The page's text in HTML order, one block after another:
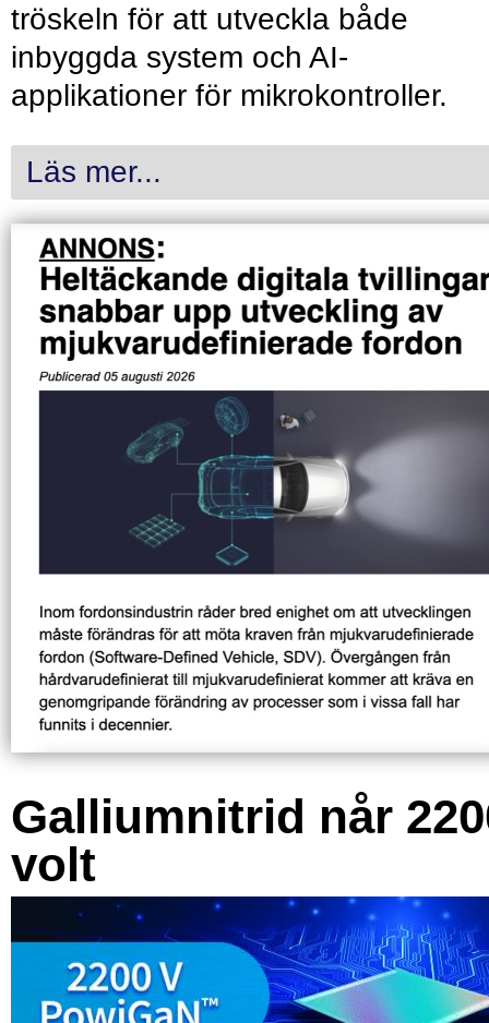
tröskeln för att utveckla både
inbyggda system och AI-
applikationer för mikrokontroller.
Läs mer...
Galliumnitrid når
volt